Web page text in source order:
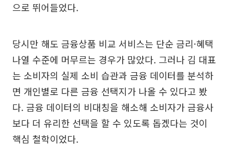
으로 뛰어들었다.
당시만 해도 금융상품 비교 서비스는 단순 금리·혜택
나열 수준에 머무르는 경우가 많았다. 그러나 김 대표
는 소비자의 실제 소비 습관과 금융 데이터를 분석하
면 개인별로 다른 금융 선택지가 나올 수 있다고 봤
다. 금융 데이터의 비대칭을 해소해 소비자가 금융사
보다 더 유리한 선택을 할 수 있도록 돕겠다는 것이
핵심 철학이었다.